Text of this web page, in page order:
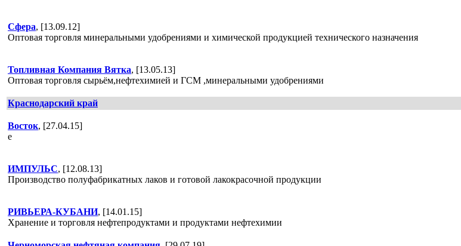
Сфера, [13.09.12]
Оптовая торговля минеральными удобрениями и химической продукцией технического назначения
Топливная Компания Вятка, [13.05.13]
Оптовая торговля сырьём,нефтехимией и ГСМ ,минеральными удобрениями
Краснодарский край
Восток, [27.04.15]
е
ИМПУЛЬС, [12.08.13]
Производство полуфабрикатных лаков и готовой лакокрасочной продукции
РИВЬЕРА-КУБАНИ, [14.01.15]
Хранение и торговля нефтепродуктами и продуктами нефтехимии